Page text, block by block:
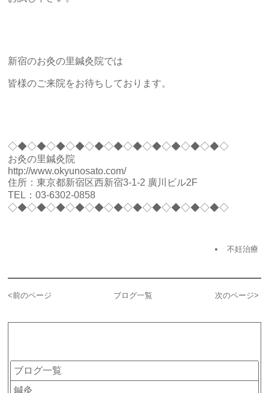
新宿のお灸の里鍼灸院では
皆様のご来院をお待ちしております。
◇◆◇◆◇◆◇◆◇◆◇◆◇◆◇◆◇◆◇◆◇◆◇
お灸の里鍼灸院
http://www.okyunosato.com/
住所：東京都新宿区西新宿3-1-2 廣川ビル2F
TEL：03-6302-0858
◇◆◇◆◇◆◇◆◇◆◇◆◇◆◇◆◇◆◇◆◇◆◇
不妊治療
<前のページ ブログ一覧 次のページ>
ブログ一覧
鍼灸